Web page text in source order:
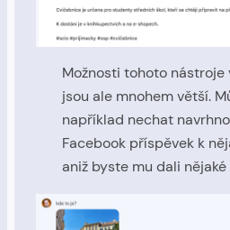
Možnosti tohoto nástroje
jsou ale mnohem větší.
například nechat
Facebook příspěvek k
aniž byste mu dali